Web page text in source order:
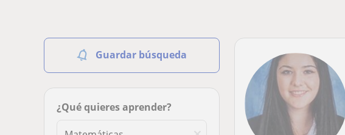
Guardar búsqueda
¿Qué quieres aprender?